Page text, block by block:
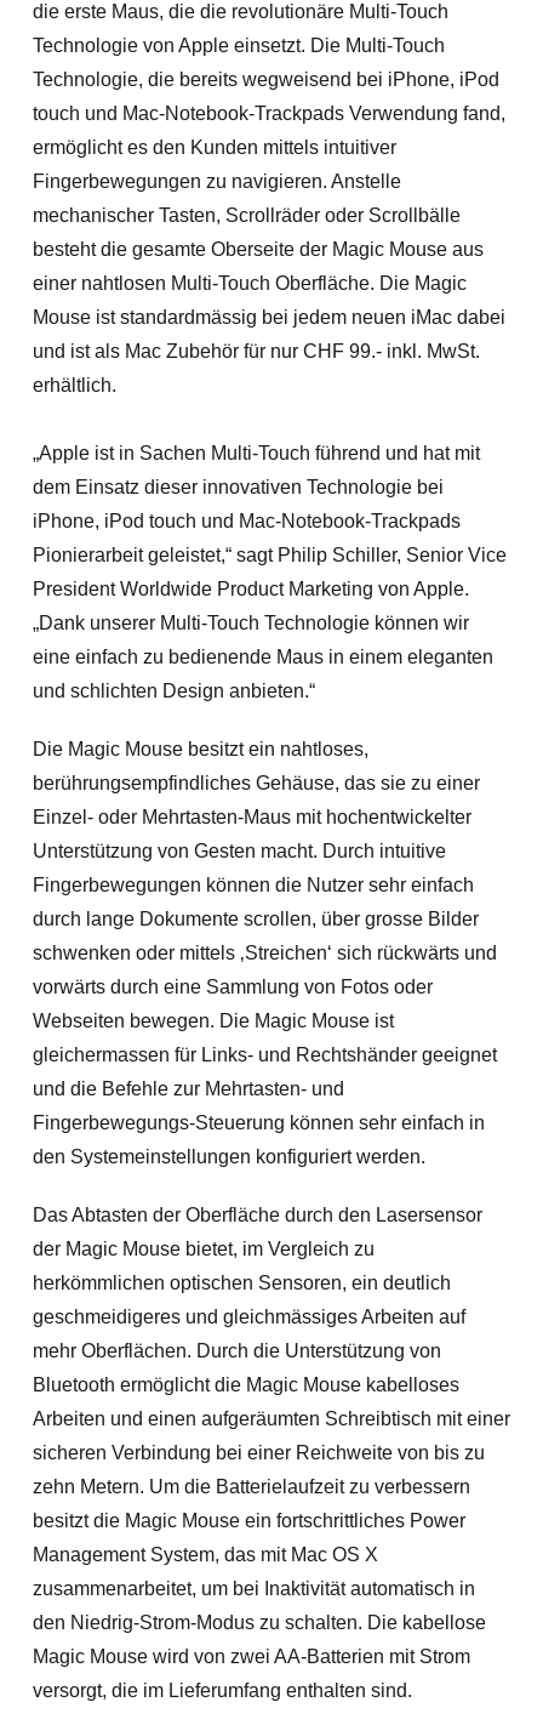
die erste Maus, die die revolutionäre Multi-Touch
Technologie von Apple einsetzt. Die Multi-Touch
Technologie, die bereits wegweisend bei iPhone, iPod
touch und Mac-Notebook-Trackpads Verwendung fand,
ermöglicht es den Kunden mittels intuitiver
Fingerbewegungen zu navigieren. Anstelle
mechanischer Tasten, Scrollräder oder Scrollbälle
besteht die gesamte Oberseite der Magic Mouse aus
einer nahtlosen Multi-Touch Oberfläche. Die Magic
Mouse ist standardmässig bei jedem neuen iMac dabei
und ist als Mac Zubehör für nur CHF 99.- inkl. MwSt.
erhältlich.
„Apple ist in Sachen Multi-Touch führend und hat mit
dem Einsatz dieser innovativen Technologie bei
iPhone, iPod touch und Mac-Notebook-Trackpads
Pionierarbeit geleistet,“ sagt Philip Schiller, Senior Vice
President Worldwide Product Marketing von Apple.
„Dank unserer Multi-Touch Technologie können wir
eine einfach zu bedienende Maus in einem eleganten
und schlichten Design anbieten.“
Die Magic Mouse besitzt ein nahtloses,
berührungsempfindliches Gehäuse, das sie zu einer
Einzel- oder Mehrtasten-Maus mit hochentwickelter
Unterstützung von Gesten macht. Durch intuitive
Fingerbewegungen können die Nutzer sehr einfach
durch lange Dokumente scrollen, über grosse Bilder
schwenken oder mittels ‚Streichen‘ sich rückwärts und
vorwärts durch eine Sammlung von Fotos oder
Webseiten bewegen. Die Magic Mouse ist
gleichermassen für Links- und Rechtshänder geeignet
und die Befehle zur Mehrtasten- und
Fingerbewegungs-Steuerung können sehr einfach in
den Systemeinstellungen konfiguriert werden.
Das Abtasten der Oberfläche durch den Lasersensor
der Magic Mouse bietet, im Vergleich zu
herkömmlichen optischen Sensoren, ein deutlich
geschmeidigeres und gleichmässiges Arbeiten auf
mehr Oberflächen. Durch die Unterstützung von
Bluetooth ermöglicht die Magic Mouse kabelloses
Arbeiten und einen aufgeräumten Schreibtisch mit einer
sicheren Verbindung bei einer Reichweite von bis zu
zehn Metern. Um die Batterielaufzeit zu verbessern
besitzt die Magic Mouse ein fortschrittliches Power
Management System, das mit Mac OS X
zusammenarbeitet, um bei Inaktivität automatisch in
den Niedrig-Strom-Modus zu schalten. Die kabellose
Magic Mouse wird von zwei AA-Batterien mit Strom
versorgt, die im Lieferumfang enthalten sind.